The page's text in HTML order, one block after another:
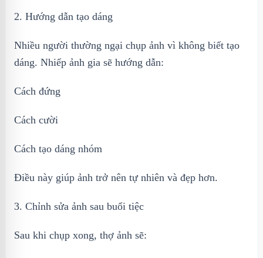
2. Hướng dẫn tạo dáng
Nhiều người thường ngại chụp ảnh vì không biết tạo
dáng. Nhiếp ảnh gia sẽ hướng dẫn:
Cách đứng
Cách cười
Cách tạo dáng nhóm
Điều này giúp ảnh trở nên tự nhiên và đẹp hơn.
3. Chỉnh sửa ảnh sau buổi tiệc
Sau khi chụp xong, thợ ảnh sẽ: